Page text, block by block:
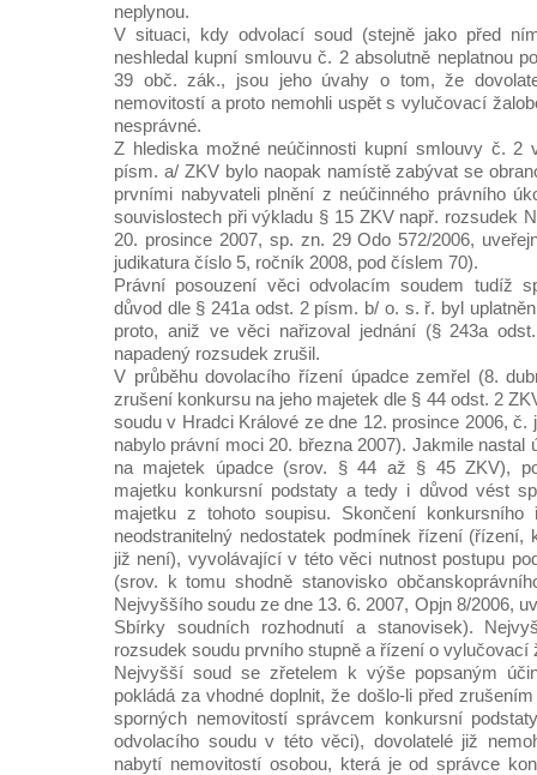
neplynou.
V situaci, kdy odvolací soud (stejně jako před
neshledal kupní smlouvu č. 2 absolutně neplatnou
39 obč. zák., jsou jeho úvahy o tom, že
nemovitostí a proto nemohli uspět s vylučovací
nesprávné.
Z hlediska možné neúčinnosti kupní smlouvy č. 2
písm. a/ ZKV bylo naopak namístě zabývat se
prvními nabyvateli plnění z neúčinného právního
souvislostech při výkladu § 15 ZKV např. rozsudek
20. prosince 2007, sp. zn. 29 Odo 572/2006,
judikatura číslo 5, ročník 2008, pod číslem 70).
Právní posouzení věci odvolacím soudem tudíž
důvod dle § 241a odst. 2 písm. b/ o. s. ř. byl
proto, aniž ve věci nařizoval jednání (§ 243a
napadený rozsudek zrušil.
V průběhu dovolacího řízení úpadce zemřel (8.
zrušení konkursu na jeho majetek dle § 44 odst. 2
soudu v Hradci Králové ze dne 12. prosince 2006, č.
nabylo právní moci 20. března 2007). Jakmile nastal
na majetek úpadce (srov. § 44 až § 45 ZKV),
majetku konkursní podstaty a tedy i důvod vést
majetku z tohoto soupisu. Skončení
neodstranitelný nedostatek podmínek řízení (řízení,
již není), vyvolávající v této věci nutnost postupu
(srov. k tomu shodně stanovisko
Nejvyššího soudu ze dne 13. 6. 2007, Opjn 8/2006,
Sbírky soudních rozhodnutí a stanovisek).
rozsudek soudu prvního stupně a řízení o vylučovací
Nejvyšší soud se zřetelem k výše popsaným
pokládá za vhodné doplnit, že došlo-li před
sporných nemovitostí správcem konkursní
odvolacího soudu v této věci), dovolatelé již
nabytí nemovitostí osobou, která je od správce